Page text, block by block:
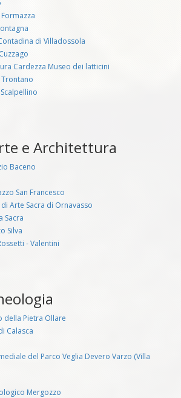
Formazza
di Villadossola
Cardezza Museo dei latticini
e Architettura
Baceno
San Francesco
Arte Sacra di Ornavasso
Sacra
Silva
- Valentini
della Pietra Ollare
Calasca
del Parco Veglia Devero Varzo (Villa
Mergozzo